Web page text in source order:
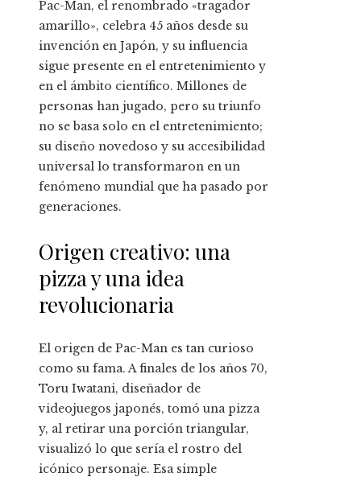
Pac-Man, el renombrado «tragador
amarillo», celebra 45 años desde su
invención en Japón, y su influencia
sigue presente en el entretenimiento y
en el ámbito científico. Millones de
personas han jugado, pero su triunfo
no se basa solo en el entretenimiento;
su diseño novedoso y su accesibilidad
universal lo transformaron en un
fenómeno mundial que ha pasado por
generaciones.
Origen creativo: una
pizza y una idea
revolucionaria
El origen de Pac-Man es tan curioso
como su fama. A finales de los años 70,
Toru Iwatani, diseñador de
videojuegos japonés, tomó una pizza
y, al retirar una porción triangular,
visualizó lo que sería el rostro del
icónico personaje. Esa simple